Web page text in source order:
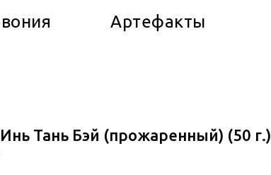
Артефакты
Инь Тань Бэй (прожаренный) (50 г.)